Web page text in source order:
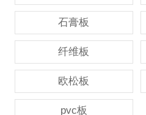
石膏板
纤维板
欧松板
pvc板